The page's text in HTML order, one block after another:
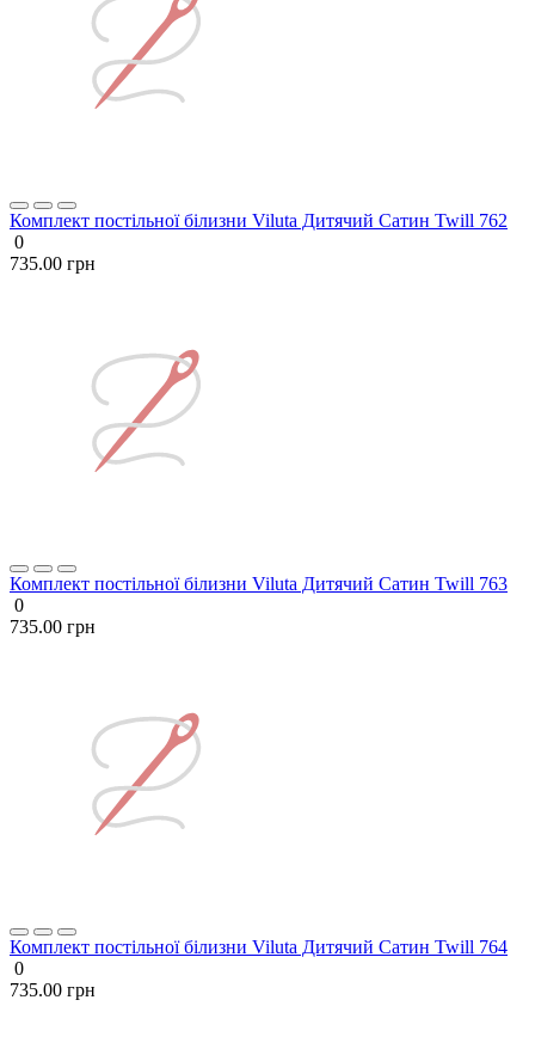
Комплект постільної білизни Viluta Дитячий Сатин Twill 762
0
735.00 грн
Комплект постільної білизни Viluta Дитячий Сатин Twill 763
0
735.00 грн
Комплект постільної білизни Viluta Дитячий Сатин Twill 764
0
735.00 грн